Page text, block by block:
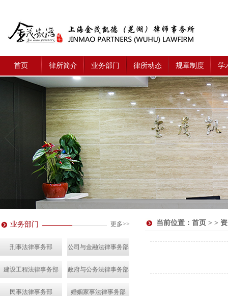
首页 律所简介 业务部门 律所动态 规章制度 学
业务部门 更多>>
刑事法律事务部 公司与金融法律事务部
建设工程法律事务部 政府与公务法律事务部
民事法律事务部 婚姻家事法律事务部
当前位置： 首页 > >